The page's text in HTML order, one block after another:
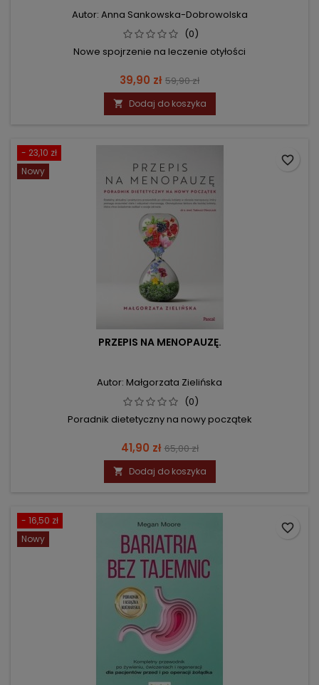
Autor: Anna Sankowska-Dobrowolska
(0)
Nowe spojrzenie na leczenie otyłości
Cena
39,90 zł Cena
podstawowa
59,90 zł
 Dodaj do koszyka
- 23,10 zł
Nowy
PRZEPIS NA MENOPAUZĘ.
Autor: Małgorzata Zielińska
(0)
Poradnik dietetyczny na nowy początek
Cena
41,90 zł Cena
podstawowa
65,00 zł
 Dodaj do koszyka
favorite_border
- 16,50 zł
Nowy
favorite_border